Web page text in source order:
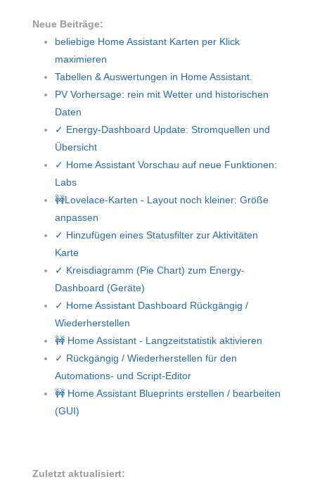
#9552;&#9552;&#9552;&#9552;&#9552;&#9552;&#9552;&#9
Neue Beiträge:
beliebige Home Assistant Karten per Klick
maximieren
Tabellen & Auswertungen in Home Assistant.
PV Vorhersage: rein mit Wetter und historischen
Daten
✓ Energy-Dashboard Update: Stromquellen und
Übersicht
✓ Home Assistant Vorschau auf neue Funktionen:
Labs
🚧Lovelace-Karten - Layout noch kleiner: Größe
anpassen
✓ Hinzufügen eines Statusfilter zur Aktivitäten
Karte
✓ Kreisdiagramm (Pie Chart) zum Energy-
Dashboard (Geräte)
✓ Home Assistant Dashboard Rückgängig /
Wiederherstellen
🚧 Home Assistant - Langzeitstatistik aktivieren
✓ Rückgängig / Wiederherstellen für den
Automations- und Script-Editor
🚧 Home Assistant Blueprints erstellen / bearbeiten
(GUI)
Zuletzt aktualisiert: